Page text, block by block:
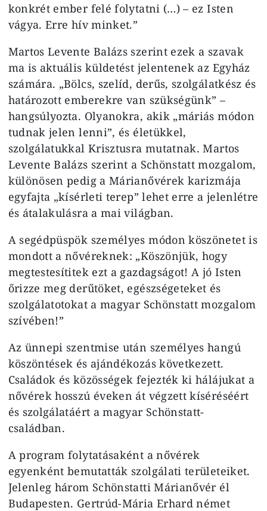
konkrét ember felé folytatni (…) – ez Isten
vágya. Erre hív minket.”
Martos Levente Balázs szerint ezek a szavak
ma is aktuális küldetést jelentenek az Egyház
számára. „Bölcs, szelíd, derűs, szolgálatkész és
határozott emberekre van szükségünk” –
hangsúlyozta. Olyanokra, akik „máriás módon
tudnak jelen lenni”, és életükkel,
szolgálatukkal Krisztusra mutatnak. Martos
Levente Balázs szerint a Schönstatt mozgalom,
különösen pedig a Márianővérek karizmája
egyfajta „kísérleti terep” lehet erre a jelenlétre
és átalakulásra a mai világban.
A segédpüspök személyes módon köszönetet is
mondott a nővéreknek: „Köszönjük, hogy
megtestesítitek ezt a gazdagságot! A jó Isten
őrizze meg derűtöket, egészségeteket és
szolgálatotokat a magyar Schönstatt mozgalom
szívében!”
Az ünnepi szentmise után személyes hangú
köszöntések és ajándékozás következett.
Családok és közösségek fejezték ki hálájukat a
nővérek hosszú éveken át végzett kíséréséért
és szolgálatáért a magyar Schönstatt-
családban.
A program folytatásaként a nővérek
egyenként bemutatták szolgálati területeiket.
Jelenleg három Schönstatti Márianővér él
Budapesten. Gertrúd-Mária Erhard német